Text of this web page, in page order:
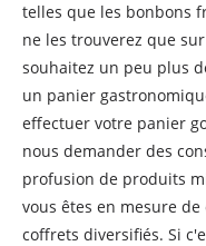
telles que les bonbons
ne les trouverez que
souhaitez un peu plus
un panier
effectuer votre panier
nous demander des
profusion de produits
vous êtes en mesure
coffrets diversifiés. Si